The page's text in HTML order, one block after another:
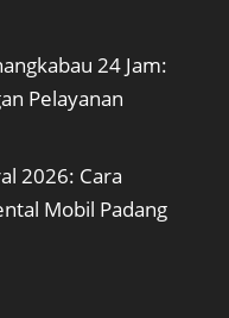
24 Jam:
Pelayanan
2026: Cara
Mobil Padang